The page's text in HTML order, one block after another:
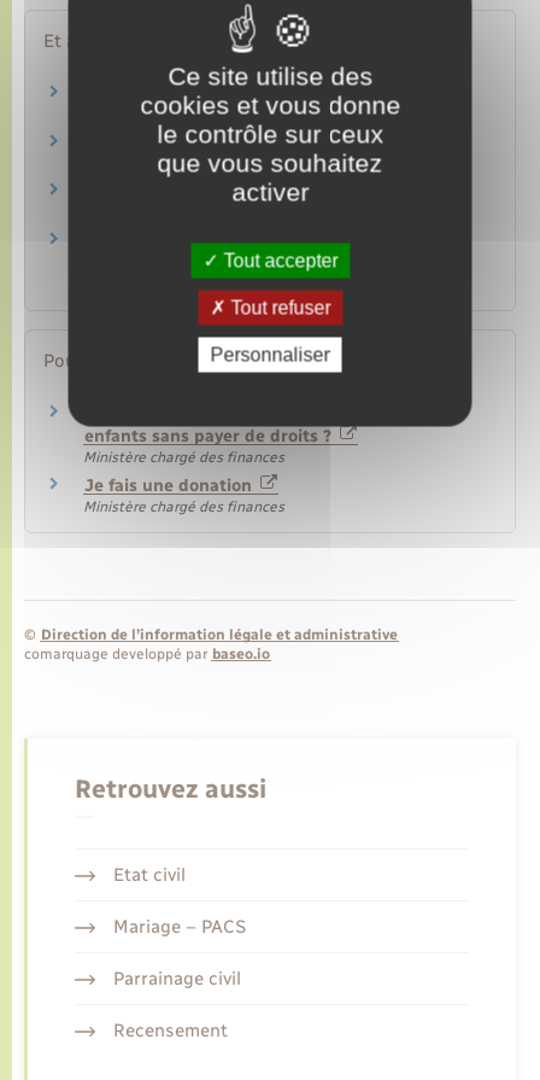
Et aussi
Droits de succession et de donation
Argent – Impôts – Consommation
Comment faire une donation
Famille – Scolarité
Droits de donation – Biens imposables et
principales exonérations
Pour en savoir plus
enfants sans payer de droits ?
Ministère chargé des finances
Je fais une donation
Ministère chargé des finances
© Direction de l’information légale et administrative
comarquage developpé par baseo.io
Retrouvez aussi
Etat civil
Mariage – PACS
Parrainage civil
Recensement
Ce site utilise des
cookies et vous donne
le contrôle sur ceux
que vous souhaitez
activer
Tout accepter
Tout refuser
Personnaliser